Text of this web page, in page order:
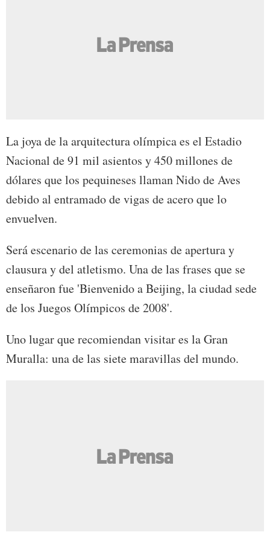
La joya de la arquitectura olímpica es el Estadio
Nacional de 91 mil asientos y 450 millones de
dólares que los pequineses llaman Nido de Aves
debido al entramado de vigas de acero que lo
envuelven.
Será escenario de las ceremonias de apertura y
clausura y del atletismo. Una de las frases que se
enseñaron fue 'Bienvenido a Beijing, la ciudad sede
de los Juegos Olímpicos de 2008'.
Uno lugar que recomiendan visitar es la Gran
Muralla: una de las siete maravillas del mundo.